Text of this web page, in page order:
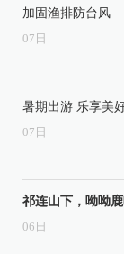
加固渔排防台风
07 日
暑期出游 乐享美
07 日
祁连山下，呦呦
06 日